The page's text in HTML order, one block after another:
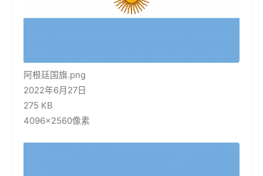
阿根廷国旗.png
2022年6月27日
275 KB
4096×2560像素